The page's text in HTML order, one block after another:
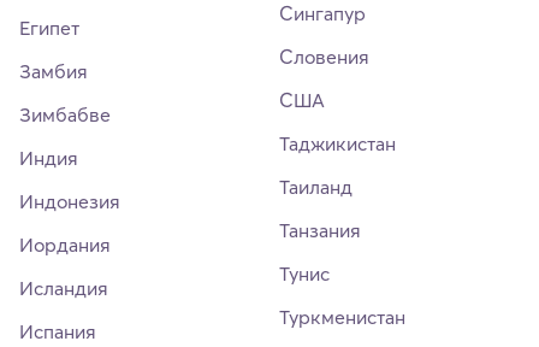
Египет
Замбия
Зимбабве
Индия
Индонезия
Иордания
Исландия
Испания
Сингапур
Словения
США
Таджикистан
Таиланд
Танзания
Тунис
Туркменистан